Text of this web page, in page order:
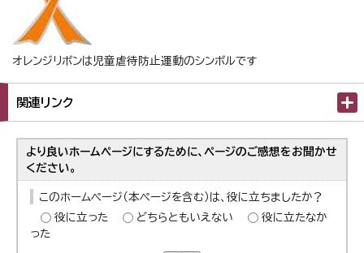
オレンジリボンは児童虐待防止運動のシンボルです
関連リンク
より良いホームページにするために、ページのご感想をお聞かせ
ください。
このホームページ（本ページを含む）は、役に立ちましたか？
役に立った
どちらともいえない
役に立たなか
った